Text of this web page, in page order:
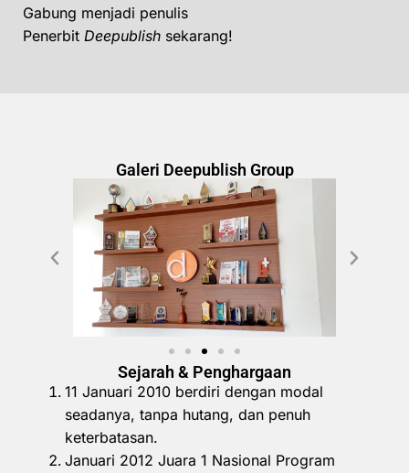
Gabung menjadi penulis
Penerbit Deepublish sekarang!
Galeri Deepublish Group
Sejarah & Penghargaan
11 Januari 2010 berdiri dengan modal
seadanya, tanpa hutang, dan penuh
keterbatasan.
Januari 2012 Juara 1 Nasional Program